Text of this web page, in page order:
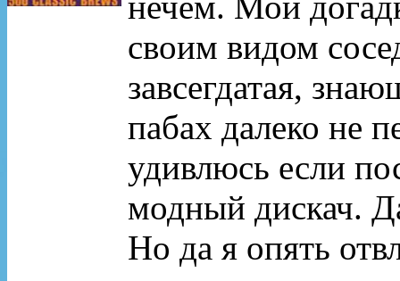
своим видом
завсегдатая,
пабах далеко не
удивлюсь если
модный дискач.
Но да я опять